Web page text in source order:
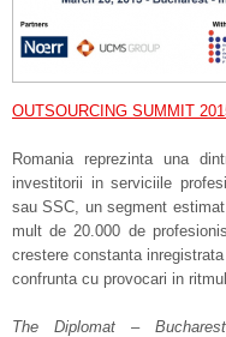
OUTSOURCING SUMMIT
Romania reprezinta una
investitorii in serviciile
sau SSC, un segment
mult de 20.000 de
crestere constanta
confrunta cu provocari in
The Diplomat – Bucharest